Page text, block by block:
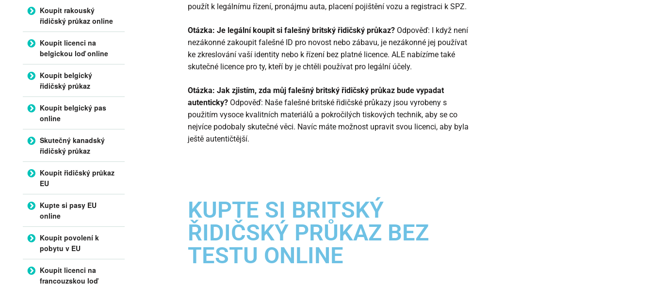
použít k legálnímu řízení, pronájmu auta, placení pojištění vozu a registraci k SPZ.
Otázka: Je legální koupit si falešný britský řidičský průkaz? Odpověď: I když není
nezákonné zakoupit falešné ID pro novost nebo zábavu, je nezákonné jej používat
ke zkreslování vaší identity nebo k řízení bez platné licence. ALE nabízíme také
skutečné licence pro ty, kteří by je chtěli používat pro legální účely.
Otázka: Jak zjistím, zda můj falešný britský řidičský průkaz bude vypadat
autenticky? Odpověď: Naše falešné britské řidičské průkazy jsou vyrobeny s
použitím vysoce kvalitních materiálů a pokročilých tiskových technik, aby se co
nejvíce podobaly skutečné věci. Navíc máte možnost upravit svou licenci, aby byla
ještě autentičtější.
KUPTE SI BRITSKÝ
ŘIDIČSKÝ PRŮKAZ BEZ
TESTU ONLINE
Koupit rakouský
řidičský průkaz online
Koupit licenci na
belgickou loď online
Koupit belgický
řidičský průkaz
Koupit belgický pas
online
Skutečný kanadský
řidičský průkaz
Koupit řidičský průkaz
EU
Kupte si pasy EU
online
Koupit povolení k
pobytu v EU
Koupit licenci na
francouzskou loď